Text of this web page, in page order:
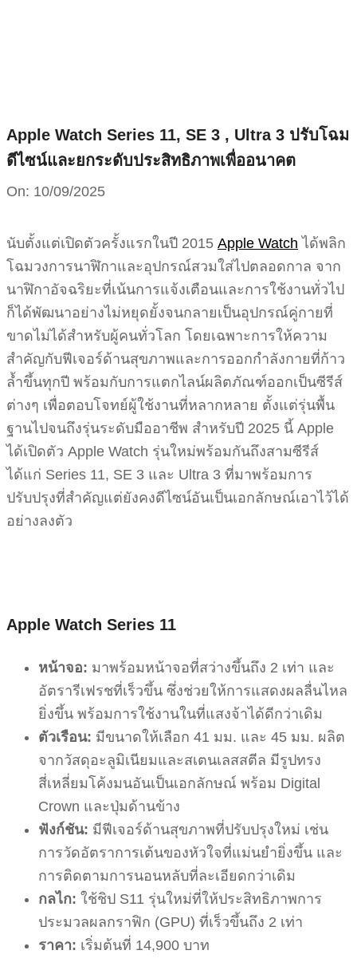
Apple Watch Series 11, SE 3 , Ultra 3 ปรับโฉม
ดีไซน์และยกระดับประสิทธิภาพเพื่ออนาคต
On: 10/09/2025
นับตั้งแต่เปิดตัวครั้งแรกในปี 2015 Apple Watch ได้พลิก
โฉมวงการนาฬิกาและอุปกรณ์สวมใส่ไปตลอดกาล จาก
นาฬิกาอัจฉริยะที่เน้นการแจ้งเตือนและการใช้งานทั่วไป
ก็ได้พัฒนาอย่างไม่หยุดยั้งจนกลายเป็นอุปกรณ์คู่กายที่
ขาดไม่ได้สำหรับผู้คนทั่วโลก โดยเฉพาะการให้ความ
สำคัญกับฟีเจอร์ด้านสุขภาพและการออกกำลังกายที่ก้าว
ล้ำขึ้นทุกปี พร้อมกับการแตกไลน์ผลิตภัณฑ์ออกเป็นซีรีส์
ต่างๆ เพื่อตอบโจทย์ผู้ใช้งานที่หลากหลาย ตั้งแต่รุ่นพื้น
ฐานไปจนถึงรุ่นระดับมืออาชีพ สำหรับปี 2025 นี้ Apple
ได้เปิดตัว Apple Watch รุ่นใหม่พร้อมกันถึงสามซีรีส์
ได้แก่ Series 11, SE 3 และ Ultra 3 ที่มาพร้อมการ
ปรับปรุงที่สำคัญแต่ยังคงดีไซน์อันเป็นเอกลักษณ์เอาไว้ได้
อย่างลงตัว
Apple Watch Series 11
หน้าจอ: มาพร้อมหน้าจอที่สว่างขึ้นถึง 2 เท่า และ
อัตรารีเฟรชที่เร็วขึ้น ซึ่งช่วยให้การแสดงผลลื่นไหล
ยิ่งขึ้น พร้อมการใช้งานในที่แสงจ้าได้ดีกว่าเดิม
ตัวเรือน: มีขนาดให้เลือก 41 มม. และ 45 มม. ผลิต
จากวัสดุอะลูมิเนียมและสเตนเลสสตีล มีรูปทรง
สี่เหลี่ยมโค้งมนอันเป็นเอกลักษณ์ พร้อม Digital
Crown และปุ่มด้านข้าง
ฟังก์ชัน: มีฟีเจอร์ด้านสุขภาพที่ปรับปรุงใหม่ เช่น
การวัดอัตราการเต้นของหัวใจที่แม่นยำยิ่งขึ้น และ
การติดตามการนอนหลับที่ละเอียดกว่าเดิม
กลไก: ใช้ชิป S11 รุ่นใหม่ที่ให้ประสิทธิภาพการ
ประมวลผลกราฟิก (GPU) ที่เร็วขึ้นถึง 2 เท่า
ราคา: เริ่มต้นที่ 14,900 บาท